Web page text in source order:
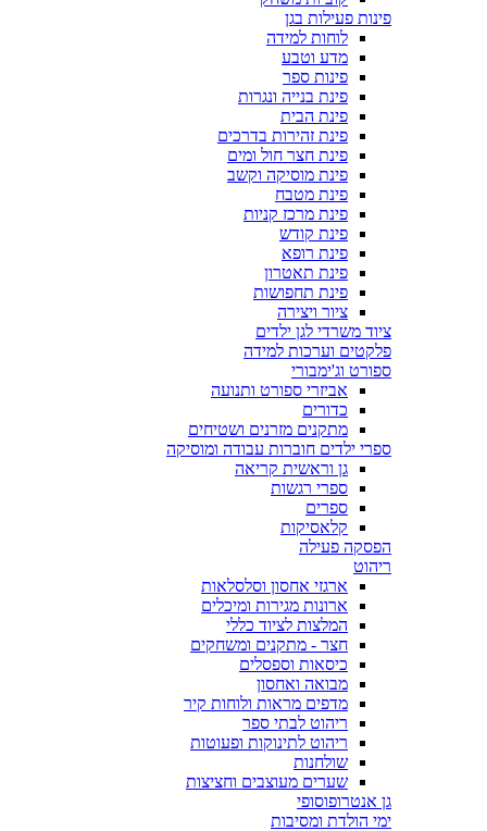
פינות פעילות בגן
לוחות למידה
מדע וטבע
פינות ספר
פינת בנייה ונגרות
פינת הבית
פינת זהירות בדרכים
פינת חצר חול ומים
פינת מוסיקה וקשב
פינת מטבח
פינת מרכז קניות
פינת קודש
פינת רופא
פינת תאטרון
פינת תחפושות
ציור ויצירה
ציוד משרדי לגן ילדים
פלקטים וערכות למידה
ספורט וג'ימבורי
אביזרי ספורט ותנועה
כדורים
מתקנים מזרנים ושטיחים
ספרי ילדים חוברות עבודה ומוסיקה
גן וראשית קריאה
ספרי רגשות
ספרים
קלאסיקות
הפסקה פעילה
ריהוט
ארגזי אחסון וסלסלאות
ארונות מגירות ומיכלים
המלצות לציוד כללי
חצר - מתקנים ומשחקים
כיסאות וספסלים
מבואה ואחסון
מדפים מראות ולוחות קיר
ריהוט לבתי ספר
ריהוט לתינוקות ופעוטות
שולחנות
שערים מעוצבים וחציצות
גן אנטרופוסופי
ימי הולדת ומסיבות